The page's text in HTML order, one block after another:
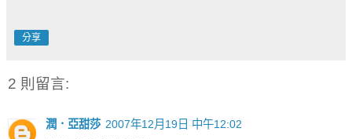
分享
2 則留言:
潤．亞甜莎 2007年12月19日 中午12:02